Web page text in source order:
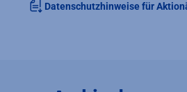
Datenschutzhinweise für